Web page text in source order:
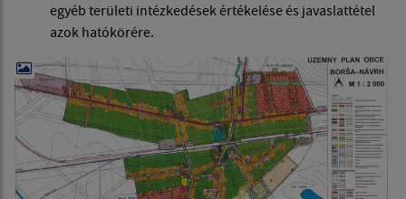
egyéb területi intézkedések értékelése és javaslattétel
azok hatókörére.